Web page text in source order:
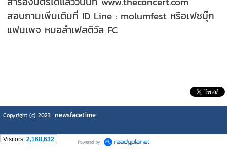
สอบถามเพิ่มเติมที่ ID Line : molumfest หรือเฟซบุ๊ก
แฟนเพจ หมอลำเฟสติวัล FC
Copyright (c) 2023 newsfacetime
Visitors: 2,168,632